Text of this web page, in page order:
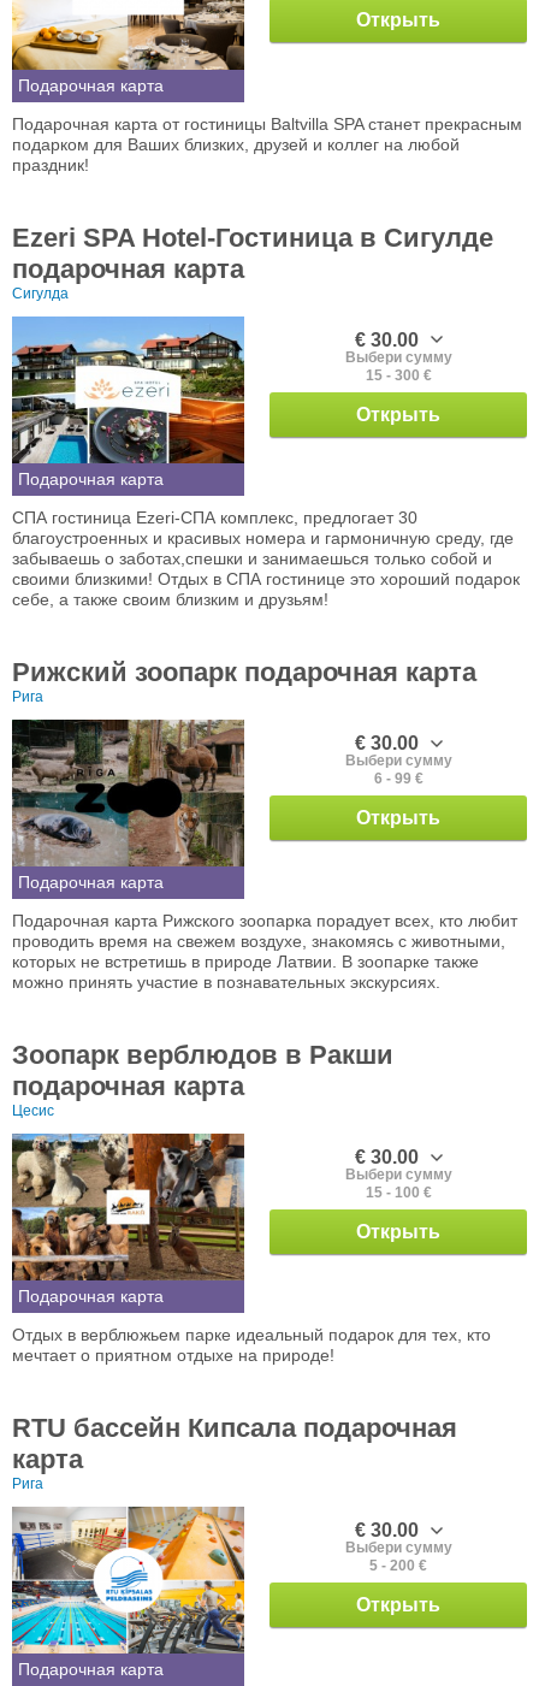
Подарочная карта
Открыть
Подарочная карта от гостиницы Baltvilla SPA станет прекрасным
подарком для Ваших близких, друзей и коллег на любой
праздник!
Ezeri SPA Hotel-Гостиница в Сигулде
подарочная карта
Сигулда
Подарочная карта
€ 30.00
Выбери сумму
15 - 300 €
Открыть
СПА гостиница Ezeri-СПА комплекс, предлогает 30
благоустроенных и красивых номера и гармоничную среду, где
забываешь о заботах,спешки и занимаешься только собой и
своими близкими! Отдых в СПА гостинице это хороший подарок
себе, а также своим близким и друзьям!
Рижский зоопарк подарочная карта
Рига
Подарочная карта
€ 30.00
Выбери сумму
6 - 99 €
Открыть
Подарочная карта Рижского зоопарка порадует всех, кто любит
проводить время на свежем воздухе, знакомясь с животными,
которых не встретишь в природе Латвии. В зоопарке также
можно принять участие в познавательных экскурсиях.
Зоопарк верблюдов в Ракши
подарочная карта
Цесис
Подарочная карта
€ 30.00
Выбери сумму
15 - 100 €
Открыть
Отдых в верблюжьем парке идеальный подарок для тех, кто
мечтает о приятном отдыхе на природе!
RTU бассейн Кипсала подарочная
карта
Рига
Подарочная карта
€ 30.00
Выбери сумму
5 - 200 €
Открыть